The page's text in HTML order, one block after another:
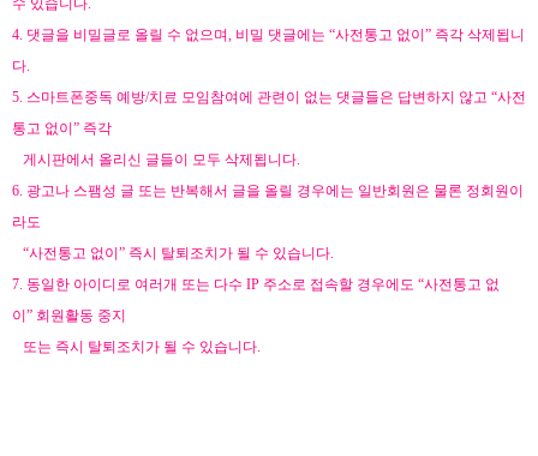
수 있습니다.
4. 댓글을 비밀글로 올릴 수 없으며, 비밀 댓글에는 “사전통고 없이 ” 즉각 삭제됩니
다.
5. 스마트폰중독 예방/치료 모임참여에 관련이 없는 댓글들은 답변하지 않고 “사전
통고 없이 ” 즉각
게시판에서 올리신 글들이 모두 삭제됩니다.
6. 광고나 스팸성 글 또는 반복해서 글을 올릴 경우에는 일반회원은 물론 정회원이
라도
“사전통고 없이 ” 즉시 탈퇴조치가 될 수 있습니다.
7. 동일한 아이디로 여러개 또는 다수 IP 주소로 접속할 경우에도 “사전통고 없
이 ” 회원활동 중지
또는 즉시 탈퇴조치가 될 수 있습니다.